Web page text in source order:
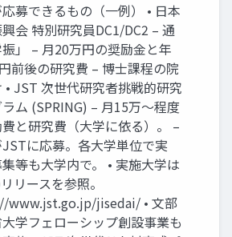
募できるもの（一例） • 日本
会 特別研究員DC1/DC2 – 通
」 – 月20万円の奨励金と年
前後の研究費 – 博士課程の院
• JST 次世代研究者挑戦的研究
ム (SPRING) – 月15万～程度
と研究費（大学に依る）。 –
に応募。各大学単位で実
等も大学内で。 • 実施大学は
リースを参照。
www.jst.go.jp/jisedai/ • 文部
学フェローシップ創設事業も